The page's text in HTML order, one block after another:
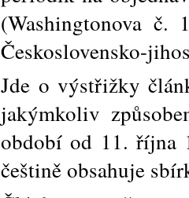
(Washingtonova č.
Československo-
Jde o výstřižky
jakýmkoliv
období od 11. října
češtině obsahuje